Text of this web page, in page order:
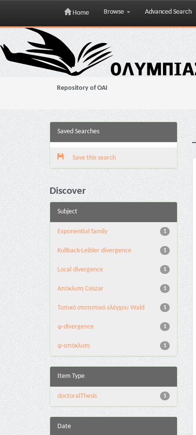
Skip
navigation
Home Browse Advanced Search
Repository of OAI
Saved Searches
Save this search
Discover
Subject
1
Exponential family
1
Kullback-Leibler divergence
1
Local divergence
1
Απόκλιση Csiszar
1
Τοπικό στατιστικό ελέγχου Wald
1
φ-divergence
1
φ-απόκλιση
Item Type
1
doctoralThesis
Date